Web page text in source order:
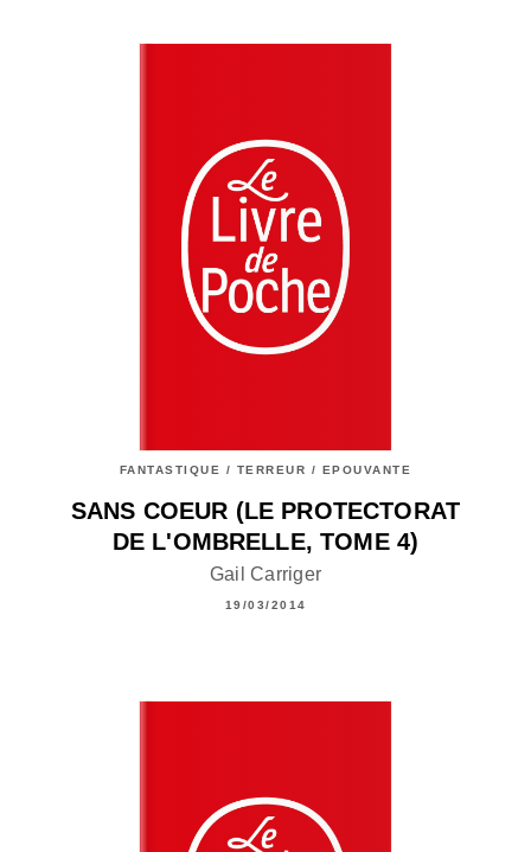
FANTASTIQUE / TERREUR / EPOUVANTE
SANS COEUR (LE PROTECTORAT
DE L'OMBRELLE, TOME 4)
Gail Carriger
19/03/2014